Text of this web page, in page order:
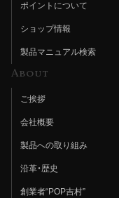
ポイントについて
ショップ情報
製品マニュアル検索
About
ご挨拶
会社概要
製品への取り組み
沿革・歴史
創業者“POP吉村”